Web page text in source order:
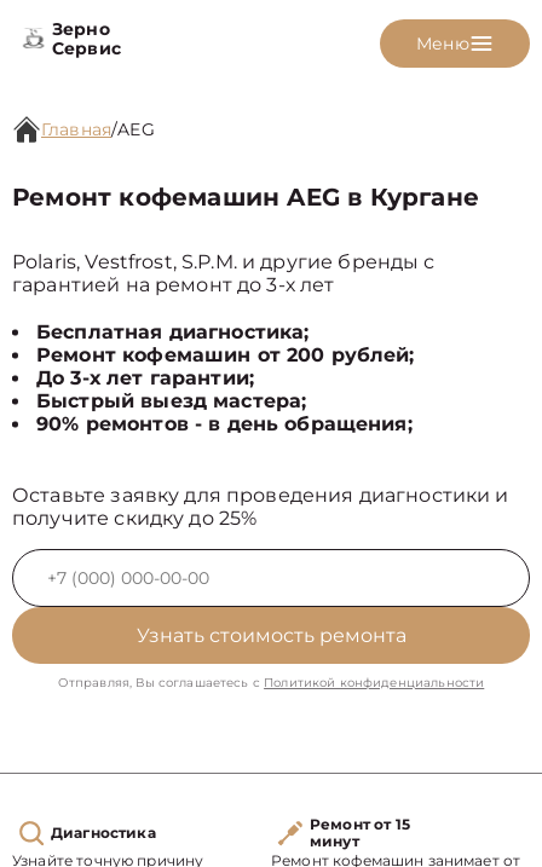
Зерно
Сервис
Меню
Главная/AEG
Ремонт кофемашин AEG в Кургане
Polaris, Vestfrost, S.P.M. и другие бренды с
гарантией на ремонт до 3-х лет
Бесплатная диагностика;
Ремонт кофемашин от 200 рублей;
До 3-х лет гарантии;
Быстрый выезд мастера;
90% ремонтов - в день обращения;
Оставьте заявку для проведения диагностики и
получите скидку до 25%
Узнать стоимость ремонта
Отправляя, Вы соглашаетесь с Политикой конфиденциальности
Диагностика
Узнайте точную причину
Ремонт от 15
минут
Ремонт кофемашин занимает от